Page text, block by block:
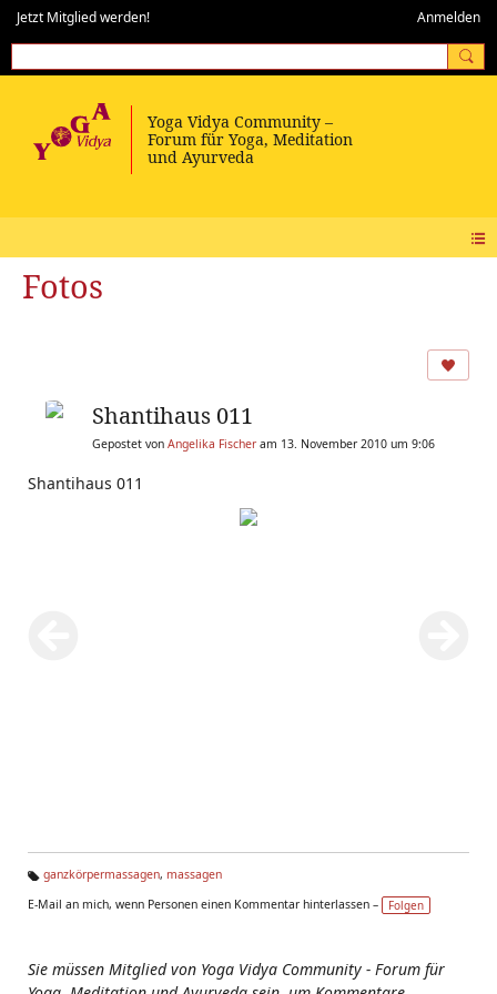
Jetzt Mitglied werden! Anmelden
Fotos
Shantihaus 011
Gepostet von Angelika Fischer am 13. November 2010 um 9:06
Shantihaus 011
g
ganzkörpermassagen, massagen
E-Mail an mich, wenn Personen einen Kommentar hinterlassen –
Folgen
Sie müssen Mitglied von Yoga Vidya Community - Forum für